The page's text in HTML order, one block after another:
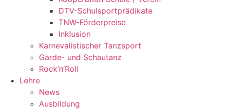
DTV-Schulsportprädikate
TNW-Förderpreise
Inklusion
Karnevalistischer Tanzsport
Garde- und Schautanz
Rock’n’Roll
Lehre
News
Ausbildung